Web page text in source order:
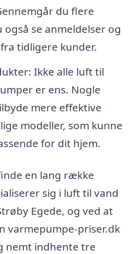
du flere
se anmeldelser og
tidligere kunder.
Ikke alle luft til
er ens. Nogle
mere effektive
modeller, som kunne
for dit hjem.
en lang række
sig i luft til vand
Egede, og ved at
varmepumpe-priser.dk
nemt indhente tre